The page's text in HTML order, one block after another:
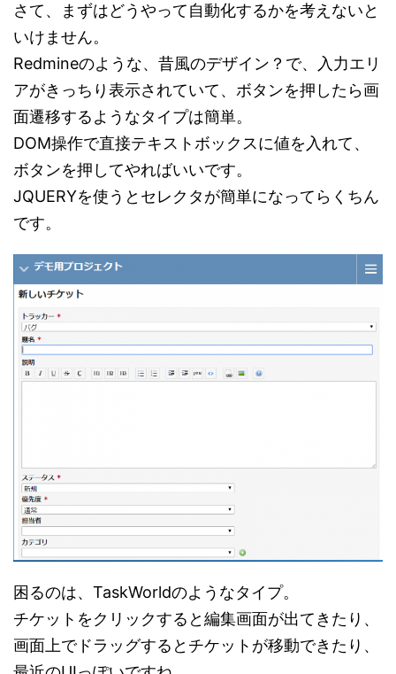
さて、まずはどうやって自動化するかを考えないと
いけません。
Redmineのような、昔風のデザイン？で、入力エリ
アがきっちり表示されていて、ボタンを押したら画
面遷移するようなタイプは簡単。
DOM操作で直接テキストボックスに値を入れて、
ボタンを押してやればいいです。
JQUERYを使うとセレクタが簡単になってらくちん
です。
困るのは、TaskWorldのようなタイプ。
チケットをクリックすると編集画面が出てきたり、
画面上でドラッグするとチケットが移動できたり、